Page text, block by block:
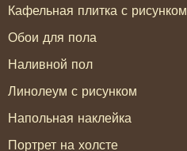
Кафельная плитка с рисунком
Обои для пола
Наливной пол
Линолеум с рисунком
Напольная наклейка
Портрет на холсте